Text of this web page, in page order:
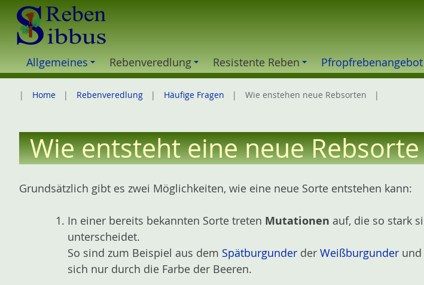
n
Allgemeines Rebenveredlung Resistente Reben Pfropfrebenangebot
Home Rebenveredlung Häufige Fragen Wie enstehen neue Rebsorten
Wie entsteht eine neue Rebsorte
Grundsätzlich gibt es zwei Möglichkeiten, wie eine neue Sorte entstehen kann:
In einer bereits bekannten Sorte treten Mutationen auf, die so stark
unterscheidet.
So sind zum Beispiel aus dem Spätburgunder der Weißburgunder
sich nur durch die Farbe der Beeren.